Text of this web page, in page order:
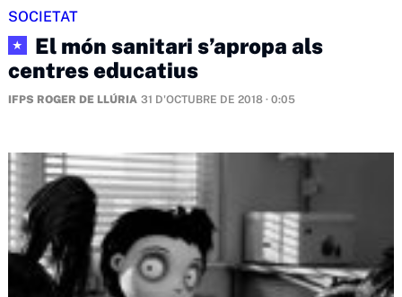
SOCIETAT
★
El món sanitari s’apropa als
centres educatius
IFPS ROGER DE LLÚRIA 31 D'OCTUBRE DE 2018 · 0:05